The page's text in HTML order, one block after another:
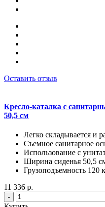
Оставить отзыв
Кресло-каталка с
50,5 см
Легко складывается и
Съемное санитарное
Использование с
Ширина сиденья 50,5
Грузоподъемность 120
11 336 р.
-